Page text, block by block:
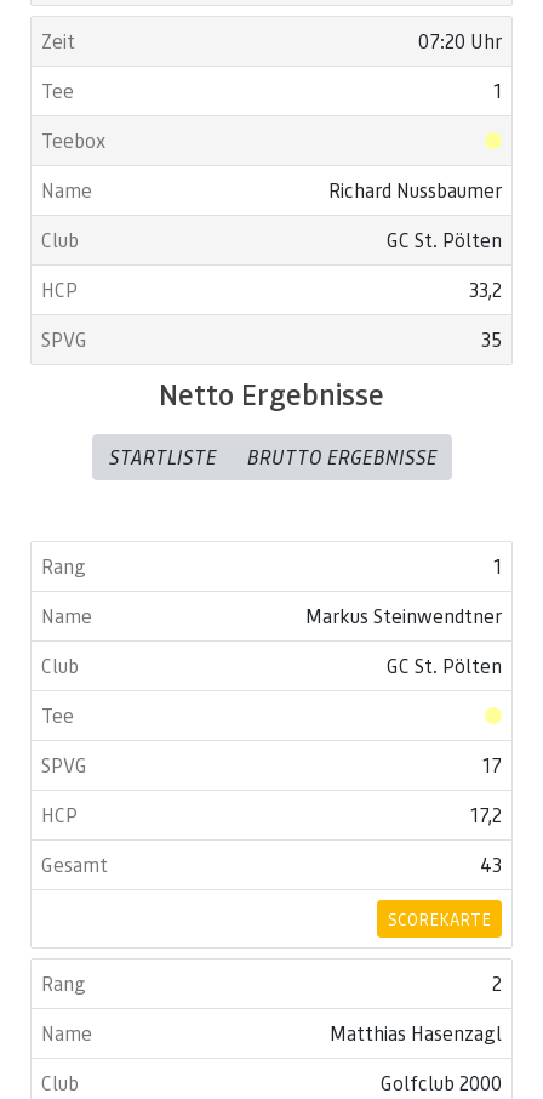
07:20 Uhr
1
Richard Nussbaumer
GC St. Pölten
33,2
35
Netto Ergebnisse
STARTLISTE BRUTTO ERGEBNISSE
1
Markus Steinwendtner
GC St. Pölten
17
17,2
43
SCOREKARTE
2
Matthias Hasenzagl
Golfclub 2000